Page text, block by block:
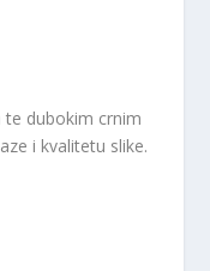
te dubokim crnim
i kvalitetu slike.